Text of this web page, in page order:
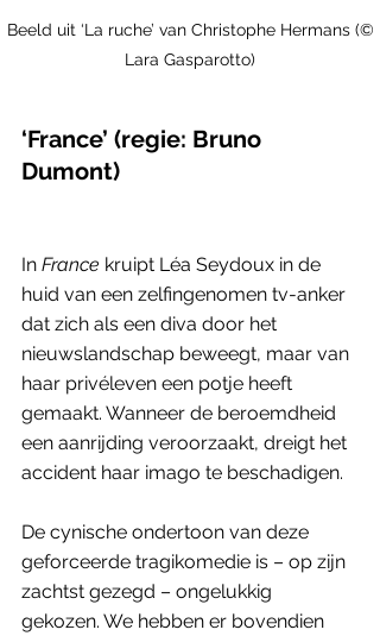
Lara Gasparotto)
‘France’ (regie: Bruno
Dumont)
In France kruipt Léa Seydoux in de
huid van een zelfingenomen tv-anker
dat zich als een diva door het
nieuwslandschap beweegt, maar van
haar privéleven een potje heeft
gemaakt. Wanneer de beroemdheid
een aanrijding veroorzaakt, dreigt het
accident haar imago te beschadigen.
De cynische ondertoon van deze
geforceerde tragikomedie is – op zijn
zachtst gezegd – ongelukkig
gekozen. We hebben er bovendien